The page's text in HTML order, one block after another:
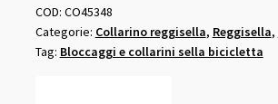
nero
Ø
34.8
COD: CO45348
Categorie: Collarino reggisella, Reggisella,
Tag: Bloccaggi e collarini sella bicicletta